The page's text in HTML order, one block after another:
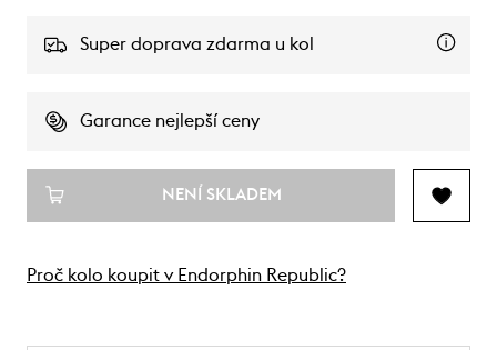
Super doprava zdarma u kol
Garance nejlepší ceny
NENÍ SKLADEM
Proč kolo koupit v Endorphin Republic?